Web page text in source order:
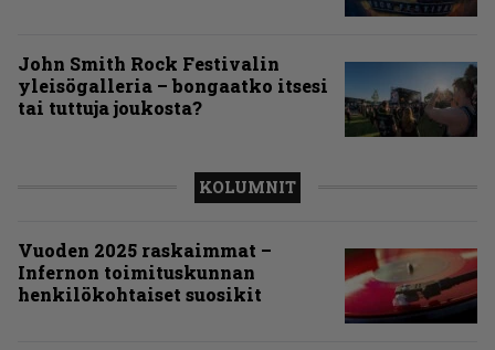
John Smith Rock Festivalin
yleisögalleria – bongaatko itsesi
tai tuttuja joukosta?
KOLUMNIT
Vuoden 2025 raskaimmat –
Infernon toimituskunnan
henkilökohtaiset suosikit